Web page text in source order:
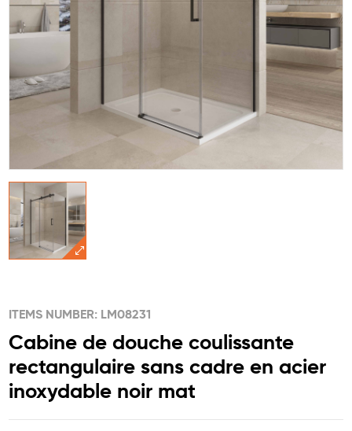
Cabine de douche coulissante
rectangulaire sans cadre en acier
inoxydable noir mat
ITEMS NUMBER: LM08231